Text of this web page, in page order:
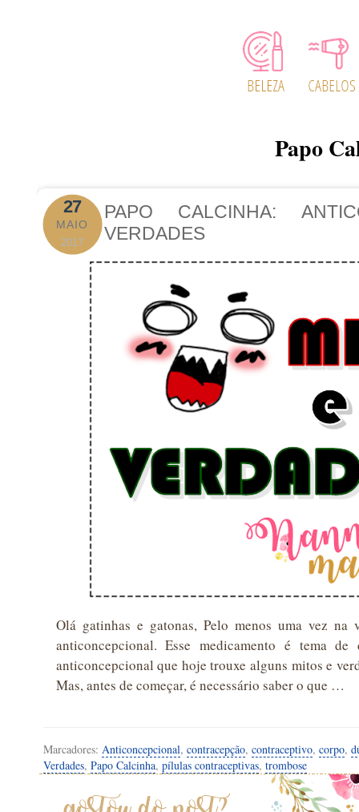
Papo
27
MAIO
2017
PAPO CALCINHA:
VERDADES
Olá gatinhas e gatonas, Pelo menos uma vez
anticoncepcional. Esse medicamento é tema
anticoncepcional que hoje trouxe alguns mitos e
Mas, antes de começar, é necessário saber o que …
Marcadores: Anticoncepcional, contracepção, contraceptivo, corpo,
Verdades, Papo Calcinha, pílulas contraceptivas, trombose